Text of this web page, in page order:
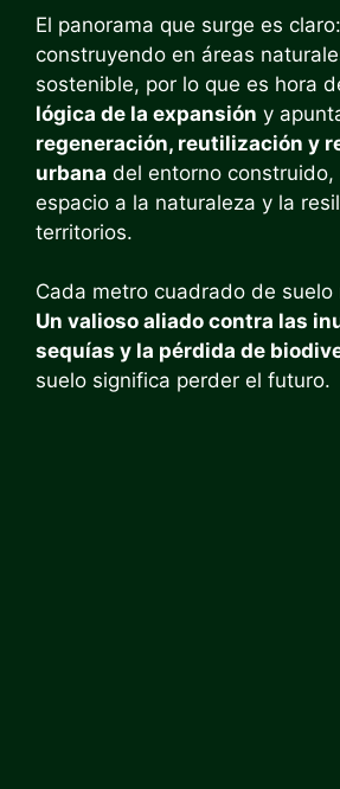
El panorama que surge es
construyendo en áreas
sostenible, por lo que es hora
lógica de la expansión y
regeneración, reutilización y
urbana del entorno
espacio a la naturaleza y la
territorios.
Cada metro cuadrado de suelo
Un valioso aliado contra las
sequías y la pérdida de
suelo significa perder el futuro.